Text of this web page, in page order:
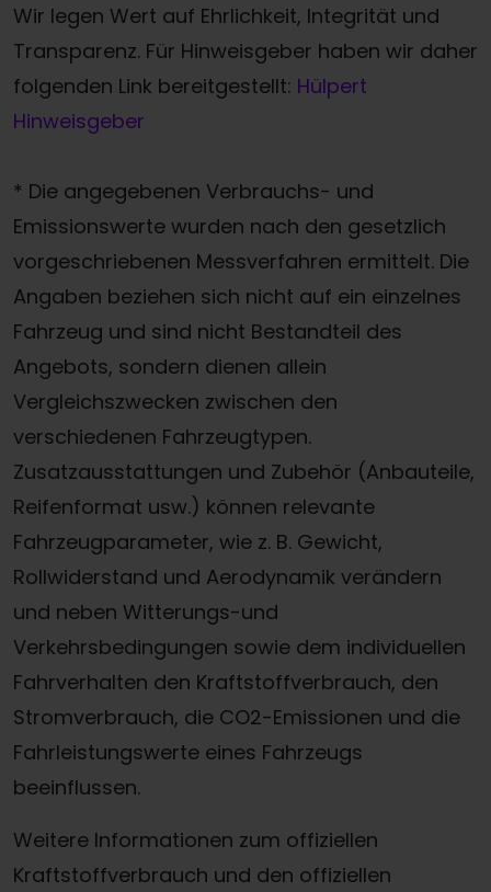
Wir legen Wert auf Ehrlichkeit, Integrität und
Transparenz. Für Hinweisgeber haben wir daher
folgenden Link bereitgestellt: Hülpert
Hinweisgeber
* Die angegebenen Verbrauchs- und
Emissionswerte wurden nach den gesetzlich
vorgeschriebenen Messverfahren ermittelt. Die
Angaben beziehen sich nicht auf ein einzelnes
Fahrzeug und sind nicht Bestandteil des
Angebots, sondern dienen allein
Vergleichszwecken zwischen den
verschiedenen Fahrzeugtypen.
Zusatzausstattungen und Zubehör (Anbauteile,
Reifenformat usw.) können relevante
Fahrzeugparameter, wie z. B. Gewicht,
Rollwiderstand und Aerodynamik verändern
und neben Witterungs-und
Verkehrsbedingungen sowie dem individuellen
Fahrverhalten den Kraftstoffverbrauch, den
Stromverbrauch, die CO2-Emissionen und die
Fahrleistungswerte eines Fahrzeugs
beeinflussen.
Weitere Informationen zum offiziellen
Kraftstoffverbrauch und den offiziellen